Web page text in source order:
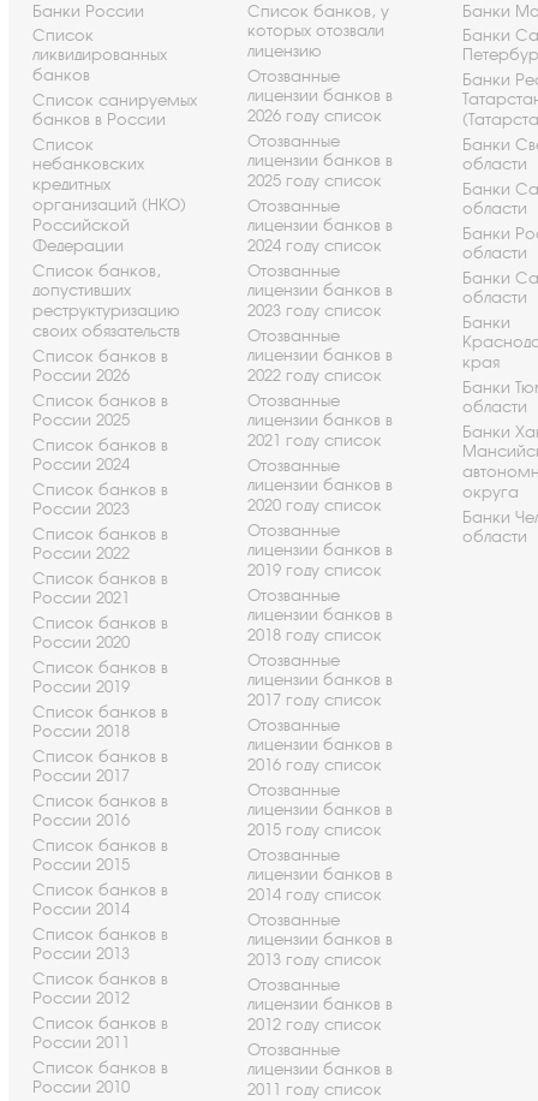
Банки России
Список
ликвидированных
банков
Список санируемых
банков в России
Список
небанковских
кредитных
организаций (НКО)
Российской
Федерации
Список банков,
допустивших
реструктуризацию
своих обязательств
Список банков в
России 2026
Список банков в
России 2025
Список банков в
России 2024
Список банков в
России 2023
Список банков в
России 2022
Список банков в
России 2021
Список банков в
России 2020
Список банков в
России 2019
Список банков в
России 2018
Список банков в
России 2017
Список банков в
России 2016
Список банков в
России 2015
Список банков в
России 2014
Список банков в
России 2013
Список банков в
России 2012
Список банков в
России 2011
Список банков в
России 2010
Список банков, у
которых отозвали
лицензию
Отозванные
лицензии банков в
2026 году список
Отозванные
лицензии банков в
2025 году список
Отозванные
лицензии банков в
2024 году список
Отозванные
лицензии банков в
2023 году список
Отозванные
лицензии банков в
2022 году список
Отозванные
лицензии банков в
2021 году список
Отозванные
лицензии банков в
2020 году список
Отозванные
лицензии банков в
2019 году список
Отозванные
лицензии банков в
2018 году список
Отозванные
лицензии банков в
2017 году список
Отозванные
лицензии банков в
2016 году список
Отозванные
лицензии банков в
2015 году список
Отозванные
лицензии банков в
2014 году список
Отозванные
лицензии банков в
2013 году список
Отозванные
лицензии банков в
2012 году список
Отозванные
лицензии банков в
2011 году список
Банки
Банки
Банки
Банки
области
Банки
области
Банки
области
Банки
области
Банки
края
Банки
области
Банки
округа
Банки
области